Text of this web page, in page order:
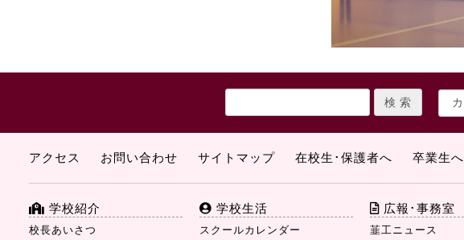
アクセス お問い合わせ サイトマップ 在校生･保護者へ 卒業生へ
学校紹介
校長あいさつ
学校生活
スクールカレンダー
広報･事務室
韮工ニュース